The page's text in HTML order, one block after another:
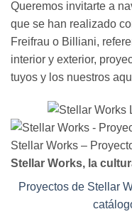
Queremos invitarte a
que se han realizado
Freifrau o Billiani,
interior y exterior,
tuyos y los nuestros
Stellar Works –
Stellar Works, la
Proyectos de Stellar